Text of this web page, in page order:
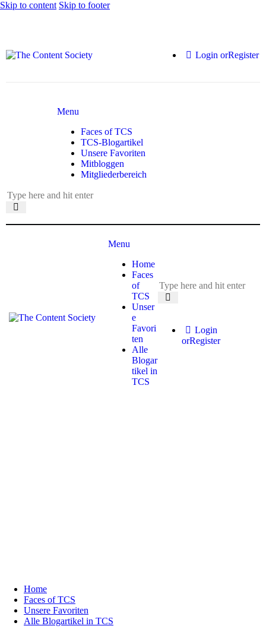
Skip to content Skip to footer
Login orRegister
Menu
Faces of TCS
TCS-Blogartikel
Unsere Favoriten
Mitbloggen
Mitgliederbereich
Menu
Home
Faces
of
TCS
Unser
e
Favori
ten
Alle
Blogar
tikel in
TCS
Login
orRegister
Home
Faces of TCS
Unsere Favoriten
Alle Blogartikel in TCS